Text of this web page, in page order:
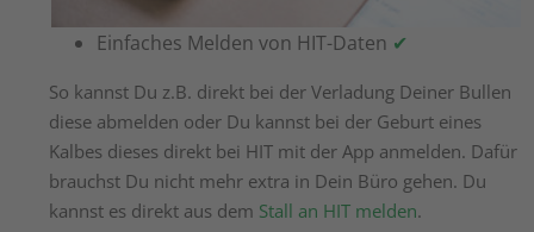
Einfaches Melden von HIT-Daten ✔
So kannst Du z.B. direkt bei der Verladung Deiner Bullen
diese abmelden oder Du kannst bei der Geburt eines
Kalbes dieses direkt bei HIT mit der App anmelden. Dafür
brauchst Du nicht mehr extra in Dein Büro gehen. Du
kannst es direkt aus dem Stall an HIT melden.